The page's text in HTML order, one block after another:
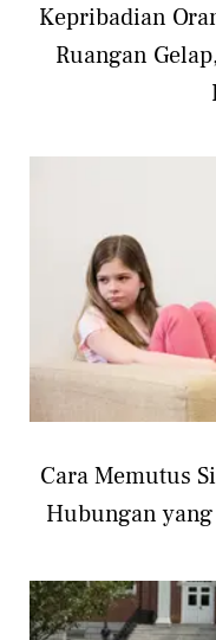
Kepribadian
Ruangan
Cara Memutus
Hubungan